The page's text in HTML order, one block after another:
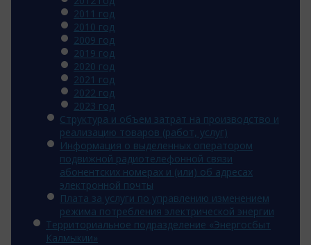
2011 год
2010 год
2009 год
2019 год
2020 год
2021 год
2022 год
2023 год
Структура и объем затрат на производство и
реализацию товаров (работ, услуг)
Информация о выделенных оператором
подвижной радиотелефонной связи
абонентских номерах и (или) об адресах
электронной почты
Плата за услуги по управлению изменением
режима потребления электрической энергии
Территориальное подразделение «Энергосбыт
Калмыкии»